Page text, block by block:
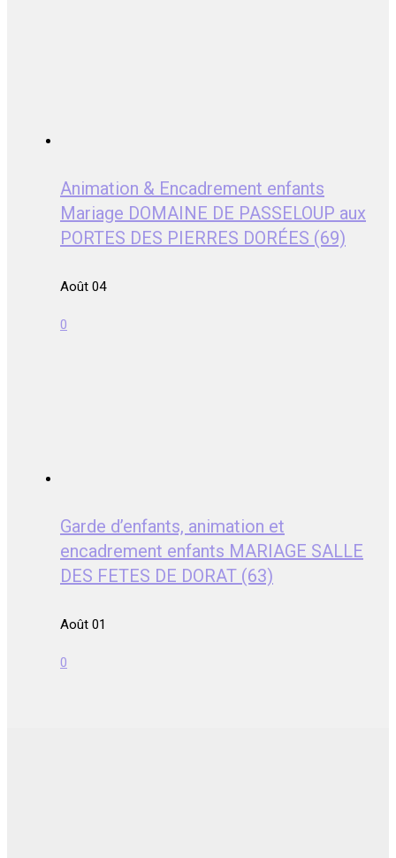
Animation & Encadrement enfants
Mariage DOMAINE DE PASSELOUP aux
PORTES DES PIERRES DORÉES (69)
Août 04
0
Garde d’enfants, animation et
encadrement enfants MARIAGE SALLE
DES FETES DE DORAT (63)
Août 01
0